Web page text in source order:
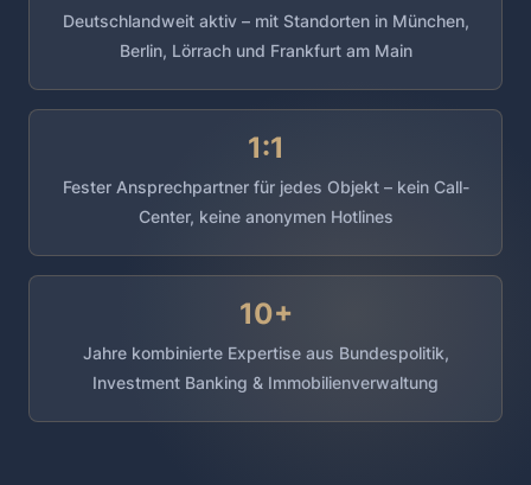
Deutschlandweit aktiv – mit Standorten in München,
Berlin, Lörrach und Frankfurt am Main
1:1
Fester Ansprechpartner für jedes Objekt – kein Call-
Center, keine anonymen Hotlines
10+
Jahre kombinierte Expertise aus Bundespolitik,
Investment Banking & Immobilienverwaltung